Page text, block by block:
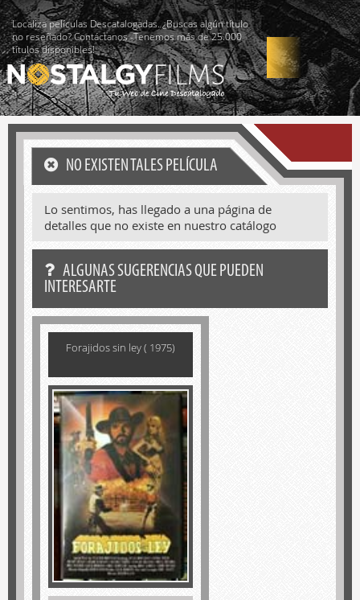
Localiza películas Descatalogadas. ¿Buscas algún título
no reseñado? Contáctanos -Tenemos más de 25.000
títulos disponibles!
NO EXISTEN TALES PELÍCULA
Lo sentimos, has llegado a una página de
detalles que no existe en nuestro catálogo
ALGUNAS SUGERENCIAS QUE PUEDEN
INTERESARTE
Forajidos sin ley ( 1975)